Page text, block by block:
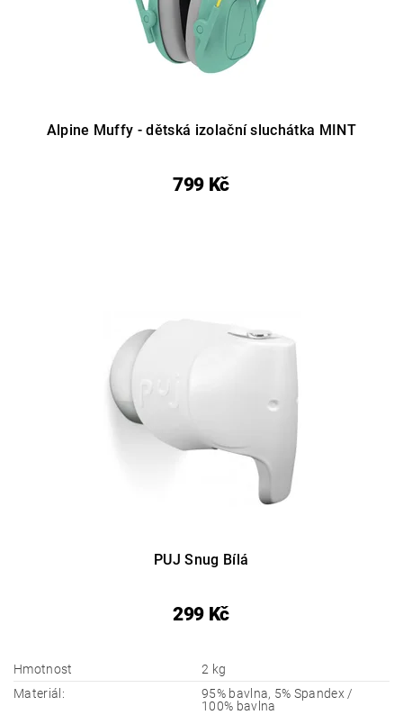
Alpine Muffy - dětská izolační sluchátka MINT
799 Kč
PUJ Snug Bílá
299 Kč
Hmotnost
2 kg
Materiál:
95% bavlna, 5% Spandex /
100% bavlna